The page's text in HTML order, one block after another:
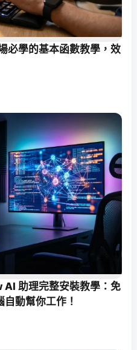
必學的基本函數教學，效
助理完整安裝教學：免
動幫你工作！